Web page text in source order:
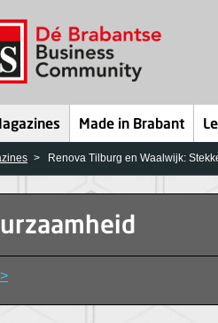
Made in Brabant
Renova Tilburg en Waalwijk: